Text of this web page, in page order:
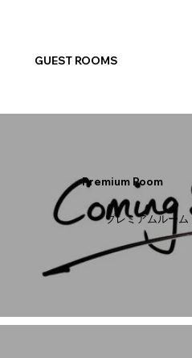
GUEST ROOMS
Premium Room
プレミアムルーム